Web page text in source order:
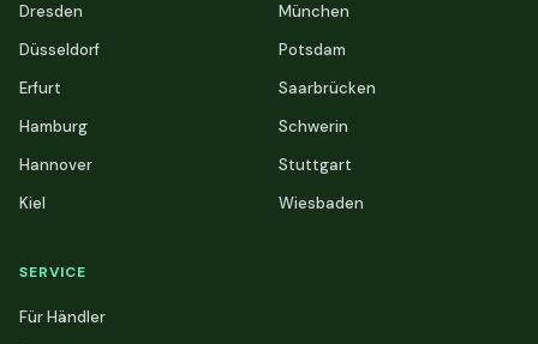
Dresden
Düsseldorf
Erfurt
Hamburg
Hannover
Kiel
München
Potsdam
Saarbrücken
Schwerin
Stuttgart
Wiesbaden
SERVICE
Für Händler